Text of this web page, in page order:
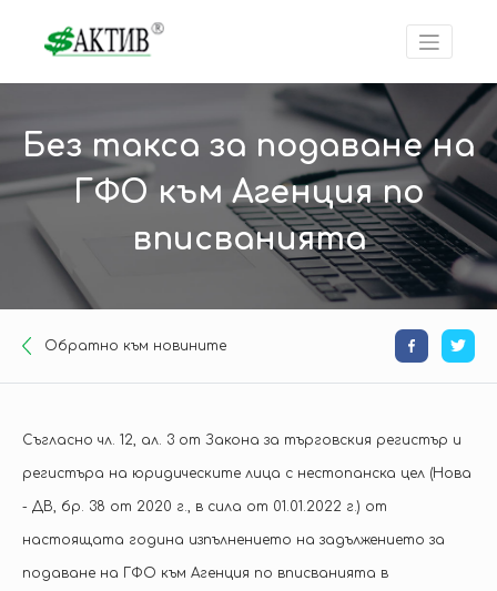
Без такса за подаване на
ГФО към Агенция по
вписванията
Oбратно към новините
Съгласно чл. 12, ал. 3 от Закона за търговския регистър и
регистъра на юридическите лица с нестопанска цел (Нова
- ДВ, бр. 38 от 2020 г., в сила от 01.01.2022 г.) от
настоящата година изпълнението на задължението за
подаване на ГФО към Агенция по вписванията в